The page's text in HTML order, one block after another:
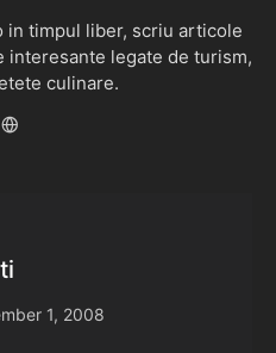
in timpul liber, scriu articole
legate de turism,
culinare.
1, 2008